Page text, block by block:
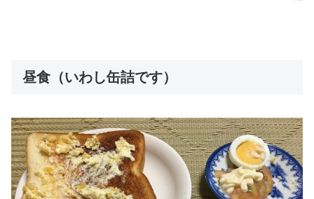
昼食（いわし缶詰です）